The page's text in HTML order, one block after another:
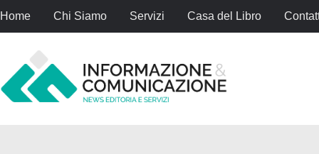
Home Chi Siamo Servizi Casa del Libro